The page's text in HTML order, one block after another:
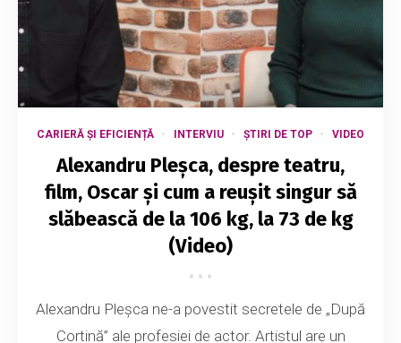
CARIERĂ ȘI EFICIENȚĂ INTERVIU ȘTIRI DE TOP VIDEO
Alexandru Pleșca, despre teatru,
film, Oscar și cum a reușit singur să
slăbească de la 106 kg, la 73 de kg
(Video)
Alexandru Pleșca ne-a povestit secretele de „După
Cortină” ale profesiei de actor. Artistul are un